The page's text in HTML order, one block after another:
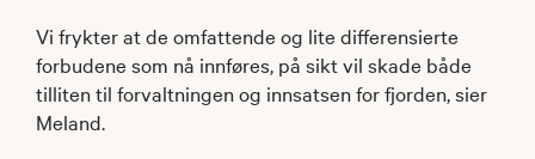
Vi frykter at de omfattende og lite differensierte
forbudene som nå innføres, på sikt vil skade både
tilliten til forvaltningen og innsatsen for fjorden, sier
Meland.